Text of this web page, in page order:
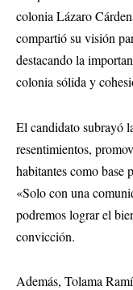
colonia Lázaro
compartió su visión
destacando la
colonia sólida y
El candidato subrayó
resentimientos,
habitantes como base
«Solo con una
podremos lograr el
convicción.
Además, Tolama